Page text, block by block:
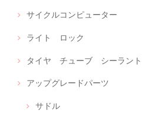
サイクルコンピューター
ライト ロック
タイヤ チューブ シーラント
アップグレードパーツ
サドル